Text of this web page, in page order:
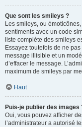
Que sont les smileys ?
Les smileys, ou
sentiments avec un code
liste complète des smileys
Essayez toutefois de ne
message illisible et un
d’effacer le message.
maximum de smileys par
Haut
Puis-je publier des images
Oui, vous pouvez afficher
l’administrateur a autorisé